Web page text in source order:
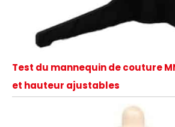
Test du mannequin de couture
et hauteur ajustables